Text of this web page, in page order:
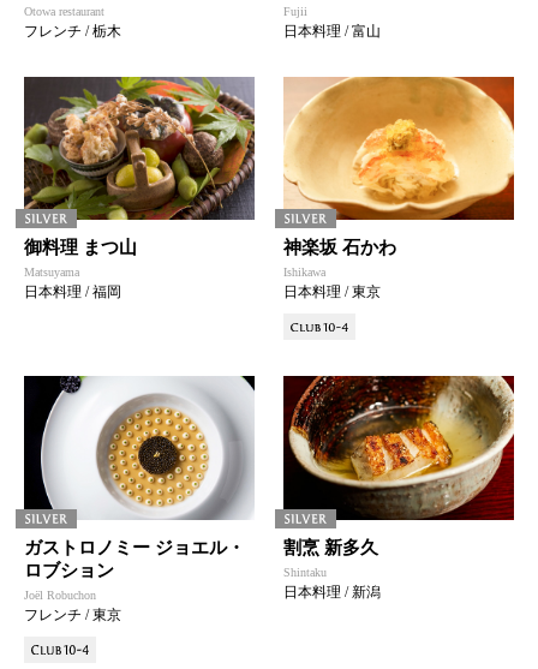
Otowa restaurant
フレンチ / 栃木
Fujii
日本料理 / 富山
御料理 まつ山
Matsuyama
日本料理 / 福岡
神楽坂 石かわ
Ishikawa
日本料理 / 東京
ガストロノミー ジョエル・
ロブション
Joël Robuchon
フレンチ / 東京
割烹 新多久
Shintaku
日本料理 / 新潟